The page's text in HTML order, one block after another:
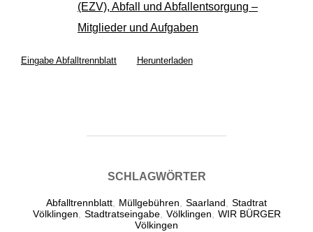
(EZV), Abfall und Abfallentsorgung –
Mitglieder und Aufgaben
Eingabe Abfalltrennblatt Herunterladen
SCHLAGWÖRTER
Abfalltrennblatt Müllgebühren Saarland
Stadtrat
Völklingen
Stadtratseingabe, Völklingen
WIR BÜRGER
Völkingen